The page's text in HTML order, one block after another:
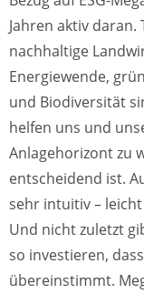
Jahren aktiv
nachhaltige
Energiewende,
und Biodiversität
helfen uns und
Anlagehorizont zu
entscheidend ist.
sehr intuitiv –
Und nicht zuletzt
so investieren,
übereinstimmt.